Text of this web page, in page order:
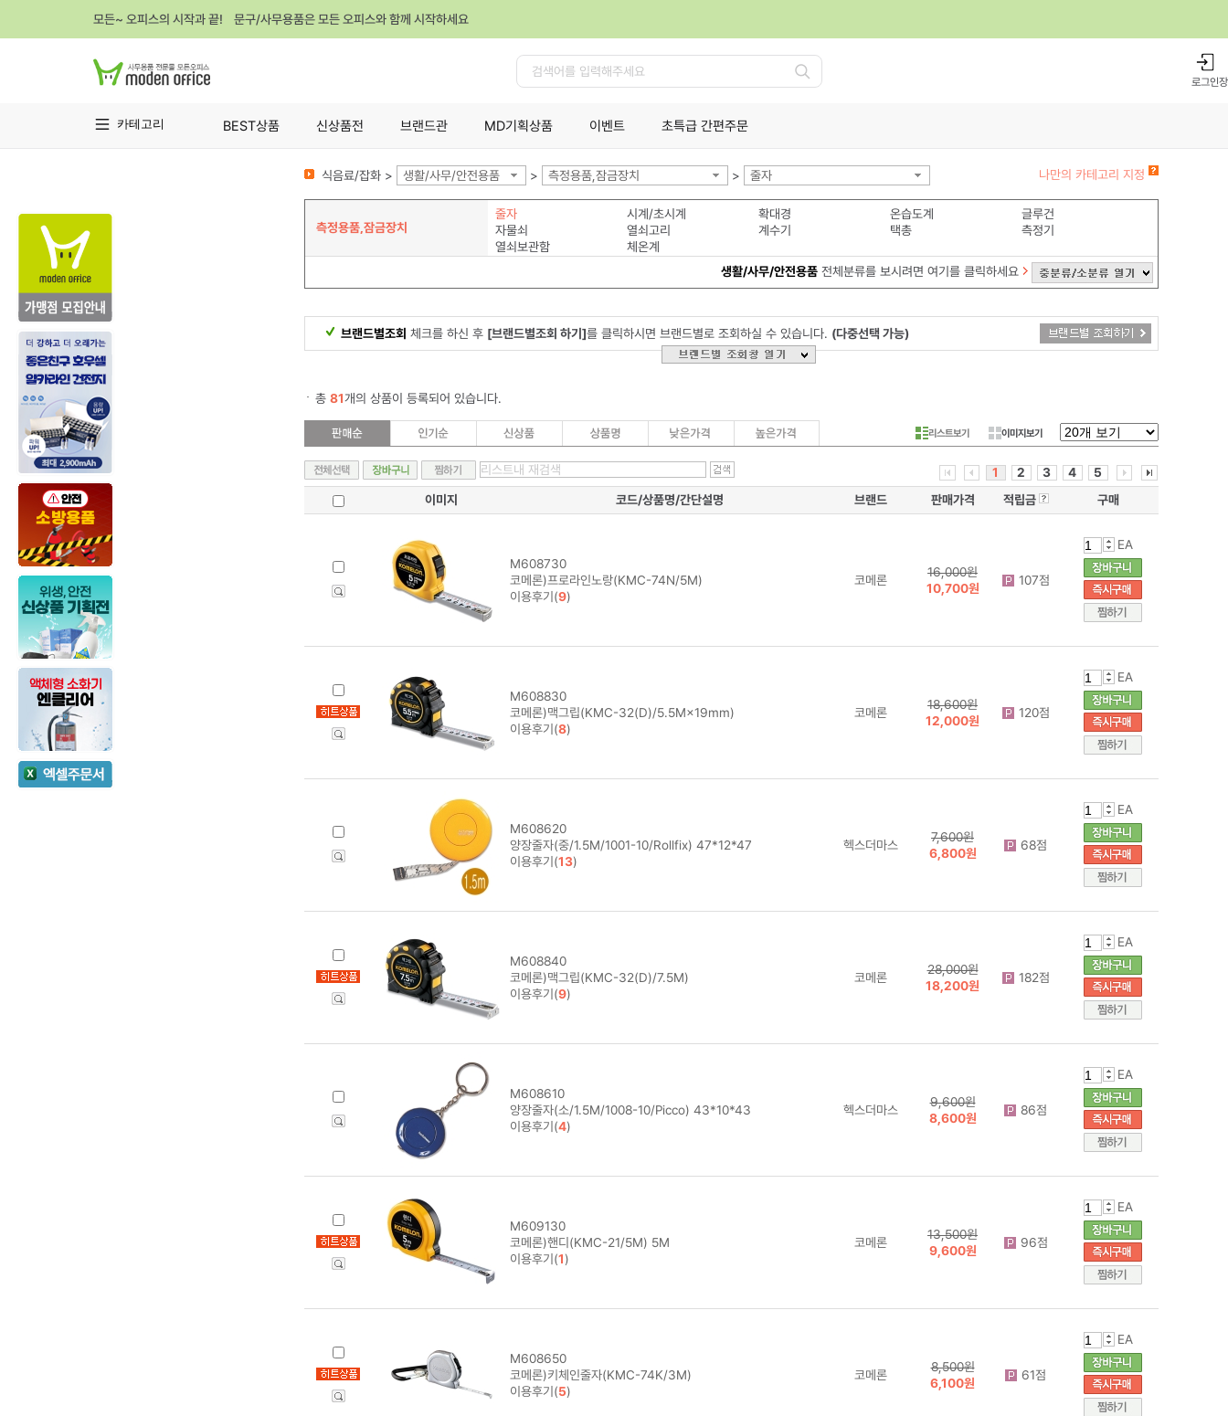
모든~ 오피스의 시작과 끝! 문구/사무용품은 모든 오피스와 함께 시작하세요
검
로그인
카테고리 BEST상품 신상품전 브랜드관 MD기획상품 이벤트 초특급 간편주문
식음료/잡화 > 생활/사무/안전용품 > 측정용품,잠금장치 > 줄자 나만의 카테고리 지정
측정용품,잠금장치
줄자 시계/초시계 확대경 온습도계
글루건
자물쇠
열쇠고리 계수기 택총
측정기
열쇠보관함
체온계
생활/사무/안전용품전체분류를 보시려면 여기를 클릭하세요
브랜드별조회 체크를 하신 후 [브랜드별조회 하기]를 클릭하시면 브랜드별로 조회하실 수 있습니다. (다중선택 가능)
총 81개의 상품이 등록되어 있습니다.
리스트보기 이미지보기
1 2 3 4
5
이미지
코드/상품명/간단설명 브랜드 판매가격 적립금 구매
M608730
코메론)프로라인노랑(KMC-74N/5M)
이용후기(9)
코메론
16,000원
10,700원
107점
EA
M608830
코메론)맥그립(KMC-32(D)/5.5M×19mm)
이용후기(8)
코메론
18,600원
12,000원
120점
EA
M608620
양장줄자(중/1.5M/1001-10/Rollfix) 47*12*47
이용후기(13)
헥스더마스
7,600원
6,800원
68점
EA
M608840
코메론)맥그립(KMC-32(D)/7.5M)
이용후기(9)
코메론
28,000원
18,200원
182점
EA
M608610
양장줄자(소/1.5M/1008-10/Picco) 43*10*43
이용후기(4)
헥스더마스
9,600원
8,600원
86점
EA
M609130
코메론)핸디(KMC-21/5M) 5M
이용후기(1)
코메론
13,500원
9,600원
96점
EA
M608650
코메론)키체인줄자(KMC-74K/3M)
이용후기(5)
코메론
8,500원
6,100원
61점
EA